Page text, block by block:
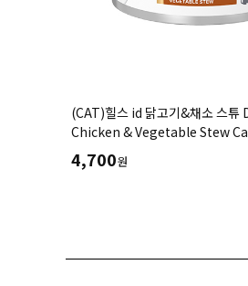
(CAT)힐스 id 닭고기&채소 스
Chicken & Vegetable Stew
위장관계질환,소화기질환-처방습
4,700원